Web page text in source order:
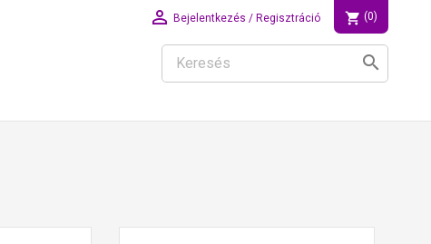
 Bejelentkezés / Regisztráció shopping_cart (0)
search